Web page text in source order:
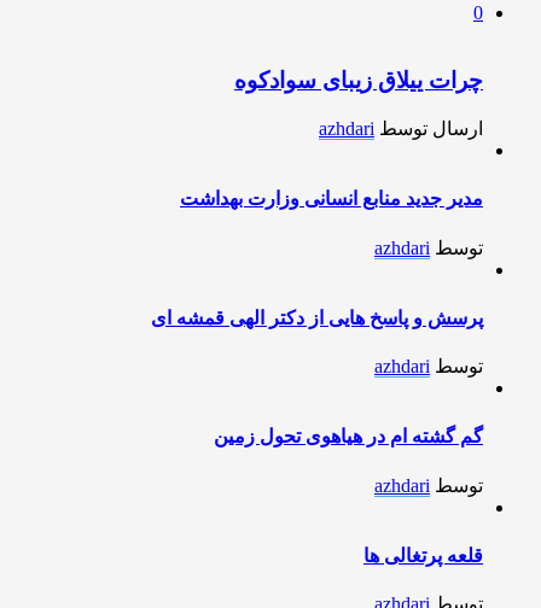
0
چرات ییلاق زیبای سوادکوه
ارسال توسط azhdari
مدیر جدید منابع انسانی وزارت بهداشت
توسط azhdari
پرسش و پاسخ هایی از دکتر الهی قمشه ای
توسط azhdari
گم گشته ام در هیاهوی تحول زمین
توسط azhdari
قلعه پرتغالی ها